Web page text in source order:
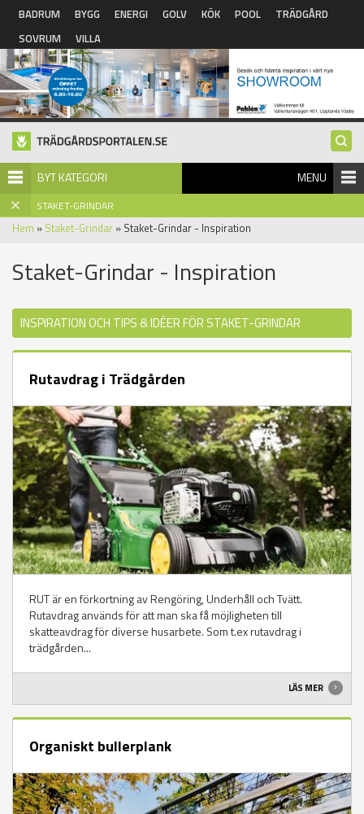
Hoppa till huvudinnehåll
BADRUM BYGG ENERGI GOLV KÖK POOL
TRÄDGÅRD
SOVRUM
VILLA
BYT KATEGORI MENU
STAKET-GRINDAR
Hem » Staket-Grindar » Staket-Grindar - Inspiration
Staket-Grindar - Inspiration
INSPIRATION OCH TIPS & IDÉER FÖR STAKET-GRINDAR
Rutavdrag i Trädgården
RUT är en förkortning av Rengöring, Underhåll och Tvätt.
Rutavdrag används för att man ska få möjligheten till
skatteavdrag för diverse husarbete. Som t.ex rutavdrag i
trädgården...
LÄS MER
Organiskt bullerplank